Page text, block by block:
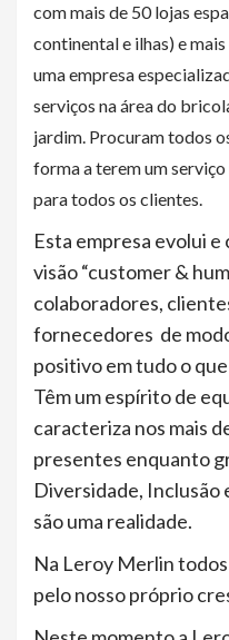
com mais de 50 lojas
continental e ilhas) e
uma empresa
serviços na área do
jardim. Procuram todos
forma a terem um
para todos os clientes.
Esta empresa evolui e
visão “customer &
colaboradores,
fornecedores de
positivo em tudo o
Têm um espírito de
caracteriza nos mais
presentes enquanto
Diversidade, Inclusão
são uma realidade.
Na Leroy Merlin
pelo nosso próprio